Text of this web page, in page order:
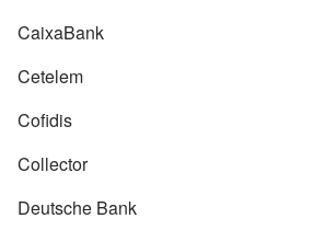
CaixaBank
Cetelem
Cofidis
Collector
Deutsche Bank